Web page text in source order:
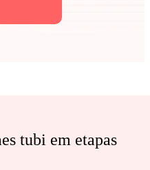
tubi em etapas